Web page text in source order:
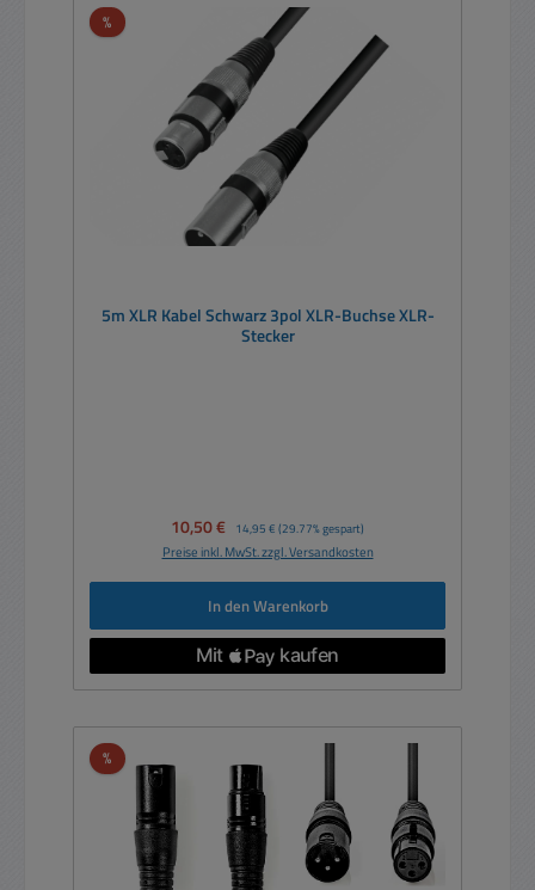
%Rabatt
5m XLR Kabel Schwarz 3pol XLR-Buchse XLR-
Stecker
Verkaufspreis:
10,50 € Regulärer Preis:
14,95 € (29.77% gespart)
Preise inkl. MwSt. zzgl. Versandkosten
In den Warenkorb
%Rabatt